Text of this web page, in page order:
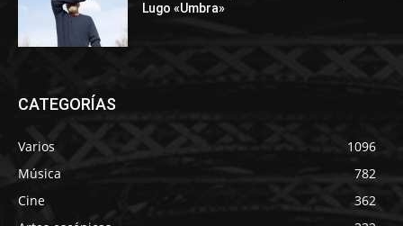
Lugo «Umbra»
CATEGORÍAS
Varios
1096
Música
782
Cine
362